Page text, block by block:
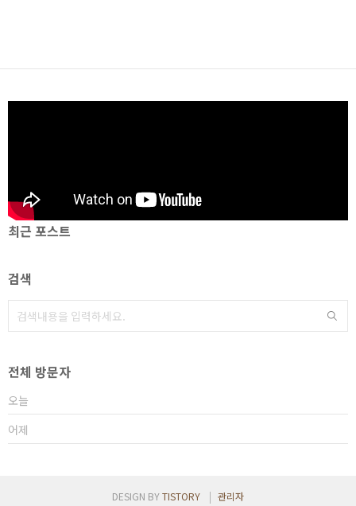
최근 포스트
검색
전체 방문자
오늘
어제
DESIGN BYTISTORY 관리자